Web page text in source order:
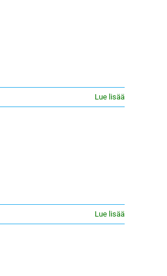
Lue lisää
Lue lisää